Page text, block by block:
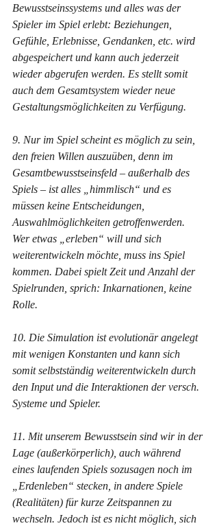
Bewusstseinssystems und alles was der
Spieler im Spiel erlebt: Beziehungen,
Gefühle, Erlebnisse, Gendanken, etc. wird
abgespeichert und kann auch jederzeit
wieder abgerufen werden. Es stellt somit
auch dem Gesamtsystem wieder neue
Gestaltungsmöglichkeiten zu Verfügung.
9. Nur im Spiel scheint es möglich zu sein,
den freien Willen auszuüben, denn im
Gesamtbewusstseinsfeld – außerhalb des
Spiels – ist alles „himmlisch“ und es
müssen keine Entscheidungen,
Auswahlmöglichkeiten getroffenwerden.
Wer etwas „erleben“ will und sich
weiterentwickeln möchte, muss ins Spiel
kommen. Dabei spielt Zeit und Anzahl der
Spielrunden, sprich: Inkarnationen, keine
Rolle.
10. Die Simulation ist evolutionär angelegt
mit wenigen Konstanten und kann sich
somit selbstständig weiterentwickeln durch
den Input und die Interaktionen der versch.
Systeme und Spieler.
11. Mit unserem Bewusstsein sind wir in der
Lage (außerkörperlich), auch während
eines laufenden Spiels sozusagen noch im
„Erdenleben“ stecken, in andere Spiele
(Realitäten) für kurze Zeitspannen zu
wechseln. Jedoch ist es nicht möglich, sich